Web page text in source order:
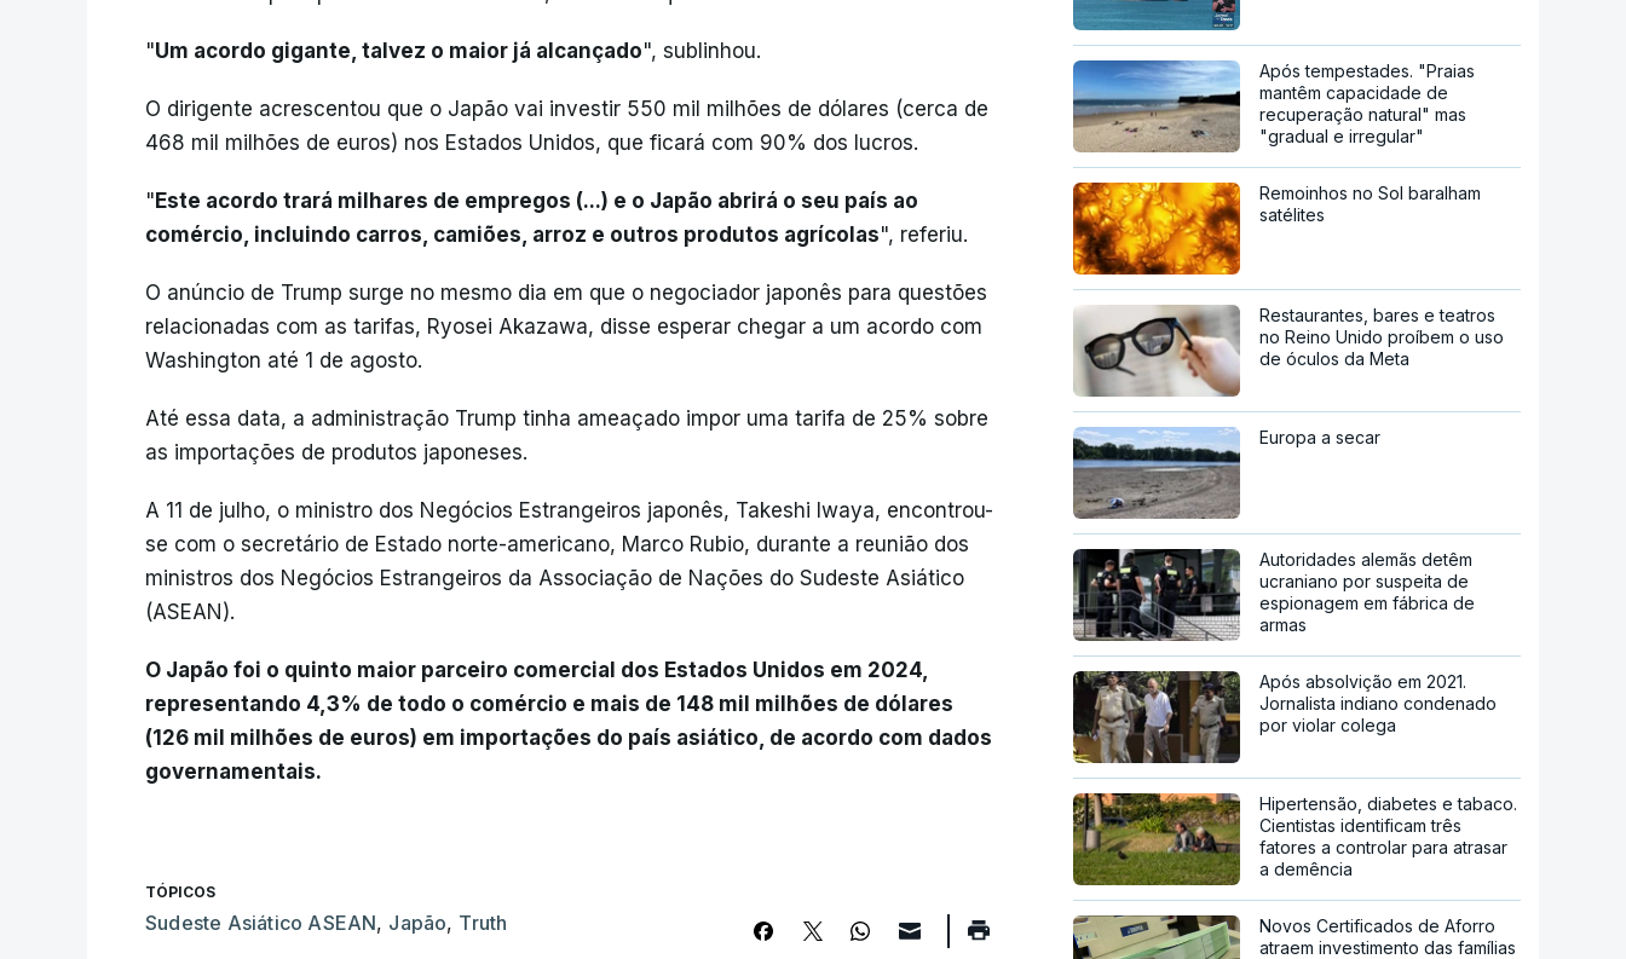
"Um acordo gigante, talvez o maior já alcançado", sublinhou.
O dirigente acrescentou que o Japão vai investir 550 mil milhões de dólares (cerca de
468 mil milhões de euros) nos Estados Unidos, que ficará com 90% dos lucros.
"Este acordo trará milhares de empregos (...) e o Japão abrirá o seu país ao
comércio, incluindo carros, camiões, arroz e outros produtos agrícolas", referiu.
O anúncio de Trump surge no mesmo dia em que o negociador japonês para questões
relacionadas com as tarifas, Ryosei Akazawa, disse esperar chegar a um acordo com
Washington até 1 de agosto.
Até essa data, a administração Trump tinha ameaçado impor uma tarifa de 25% sobre
as importações de produtos japoneses.
A 11 de julho, o ministro dos Negócios Estrangeiros japonês, Takeshi Iwaya, encontrou-
se com o secretário de Estado norte-americano, Marco Rubio, durante a reunião dos
ministros dos Negócios Estrangeiros da Associação de Nações do Sudeste Asiático
(ASEAN).
O Japão foi o quinto maior parceiro comercial dos Estados Unidos em 2024,
representando 4,3% de todo o comércio e mais de 148 mil milhões de dólares
(126 mil milhões de euros) em importações do país asiático, de acordo com dados
governamentais.
TÓPICOS
Sudeste Asiático ASEAN, Japão, Truth
Após tempestades. "Praias
mantêm capacidade de
recuperação natural" mas
"gradual e irregular"
Remoinhos no Sol baralham
satélites
Restaurantes, bares e teatros
no Reino Unido proíbem o uso
de óculos da Meta
Europa a secar
Autoridades alemãs detêm
ucraniano por suspeita de
espionagem em fábrica de
armas
Após absolvição em 2021.
Jornalista indiano condenado
por violar colega
Hipertensão, diabetes e tabaco.
Cientistas identificam três
fatores a controlar para atrasar
a demência
Novos Certificados de Aforro
atraem investimento das famílias